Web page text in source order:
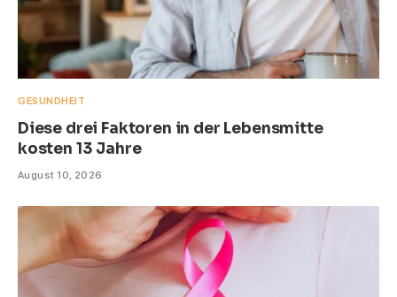
GESUNDHEIT
Diese drei Faktoren in der Lebensmitte
kosten 13 Jahre
August 10, 2026